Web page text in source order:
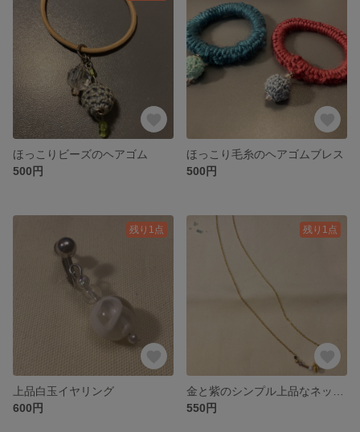
ほっこりビーズのヘアゴム
500円
ほっこり毛糸のヘアゴムブレス
500円
残り1点
上品白玉イヤリング
600円
残り1点
550円